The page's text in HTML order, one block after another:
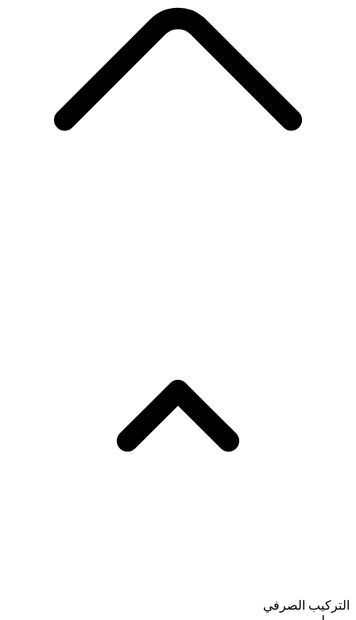
التركيب الصرفي